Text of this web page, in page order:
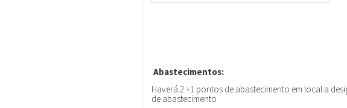
Abastecimentos:
Haverá 2 +1 pontos de abastecimento em local a
de abastecimento